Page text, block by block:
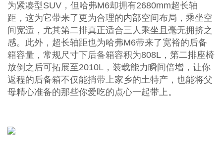
为紧凑型SUV，但哈弗M6却拥有2680mm超长轴
距，这为它带来了更为合理的内部空间布局，乘坐空
间宽适，尤其第二排真正适合三人乘坐且毫无拥挤之
感。此外，超长轴距也为哈弗M6带来了宽裕的后备
箱容量，常规尺寸下后备箱容积为808L，第二排座椅
放倒之后可拓展至2010L，装载能力瞬间倍增，让你
返程的后备箱不仅能捎带上家乡的土特产，也能将父
母精心准备的那些你爱吃的点心一起带上。